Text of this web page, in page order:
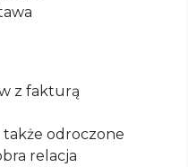
z fakturą
odroczone
relacja